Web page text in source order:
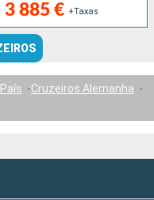
3 885 € +Taxas
Cruzeiros Alemanha